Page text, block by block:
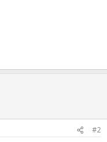
#2